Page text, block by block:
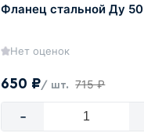
Фланец стальной Ду 50
Нет оценок
650 ₽/ шт. 715 ₽
-